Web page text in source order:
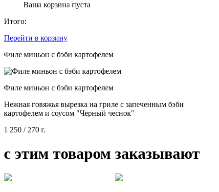
Ваша корзина пуста
Итого:
Перейти в корзину
Филе миньон с бэби картофелем
Филе миньон с бэби картофелем
Нежная говяжья вырезка на гриле с запеченным бэби
картофелем и соусом "Черный чеснок"
1 250 / 270 г.
с этим товаром заказывают